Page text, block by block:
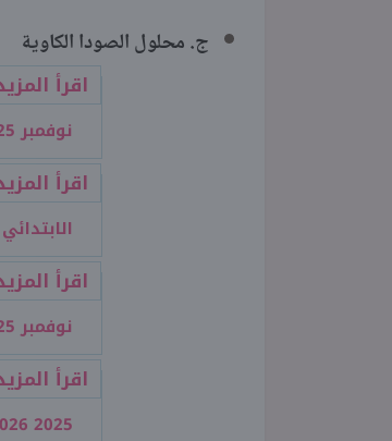
ج. محلول الصودا الكاوية
اقرأ
نوفمبر 2025 2026
اقرأ
الابتدائي
اقرأ
نوفمبر 2025 2026
اقرأ
2025 2026